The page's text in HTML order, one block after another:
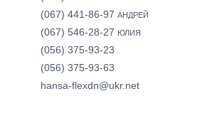
(067) 441-86-97 АНДРЕЙ
(067) 546-28-27 ЮЛИЯ
(056) 375-93-23
(056) 375-93-63
hansa-flexdn@ukr.net